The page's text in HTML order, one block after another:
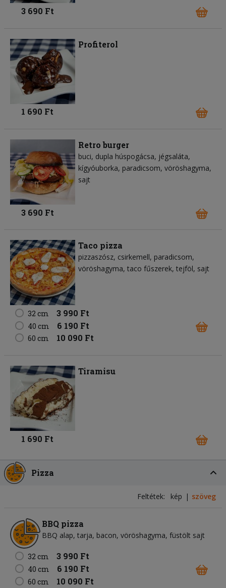
3 690 Ft
Profiterol
1 690 Ft
Retro burger
buci dupla húspogácsa jégsaláta
kígyóuborka paradicsom vöröshagyma
sajt
3 690 Ft
Taco pizza
pizzaszósz csirkemell paradicsom
vöröshagyma taco fűszerek tejföl sajt
32 cm 3 990 Ft
40 cm 6 190 Ft
60 cm 10 090 Ft
Tiramisu
1 690 Ft
Pizza
Feltétek: kép szöveg
BBQ pizza
BBQ alap tarja bacon vöröshagyma füstölt sajt
32 cm 3 990 Ft
40 cm 6 190 Ft
60 cm 10 090 Ft